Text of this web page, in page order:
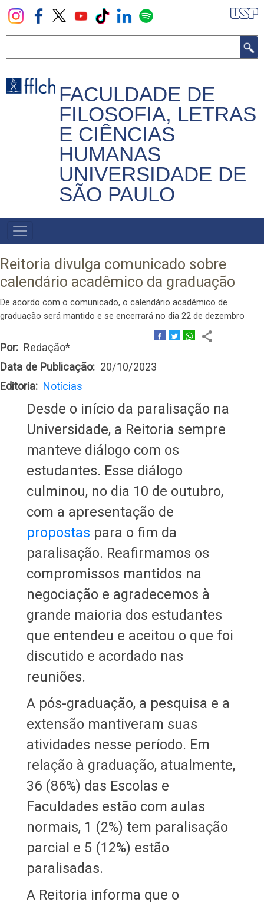
Pular
para
principal
FACULDADE DE
FILOSOFIA, LETRAS
E CIÊNCIAS
HUMANAS
UNIVERSIDADE DE
SÃO PAULO
NAVEGADOR
PRINCIPAL
Reitoria divulga comunicado sobre
calendário acadêmico da graduação
De acordo com o comunicado, o calendário acadêmico de
graduação será mantido e se encerrará no dia 22 de dezembro
Por
Redação*
Data de Publicação
20/10/2023
Editoria
Notícias
Desde o início da paralisação na
Universidade, a Reitoria sempre
manteve diálogo com os
estudantes. Esse diálogo
culminou, no dia 10 de outubro,
com a apresentação de
propostas para o fim da
paralisação. Reafirmamos os
compromissos mantidos na
negociação e agradecemos à
grande maioria dos estudantes
que entendeu e aceitou o que foi
discutido e acordado nas
reuniões.
A pós-graduação, a pesquisa e a
extensão mantiveram suas
atividades nesse período. Em
relação à graduação, atualmente,
36 (86%) das Escolas e
Faculdades estão com aulas
normais, 1 (2%) tem paralisação
parcial e 5 (12%) estão
paralisadas.
A Reitoria informa que o